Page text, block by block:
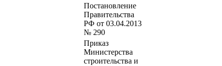
Постановление
Правительства
РФ от 03.04.2013
№ 290
Приказ
Министерства
строительства и